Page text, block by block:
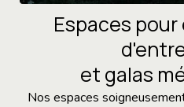
Espaces
et galas
Nos espaces